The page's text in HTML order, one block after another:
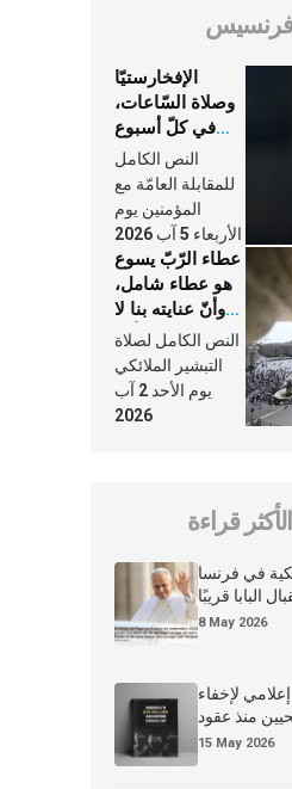
فرنسيس
الإفخارستيّا
وصلاة السّاعات،
في كلّ أسبوع
وكلّ يوم، هما
النَّفَس في حياة
الكنيسة
النص الكامل
للمقابلة العامّة مع
المؤمنين يوم
الأربعاء 5 آب 2026
عطاء الرّبّ يسوع
هو عطاء شامل،
وأنّ عنايته بنا لا
تغيب عنّا أبدًا
النص الكامل لصلاة
التبشير الملائكي
يوم الأحد 2 آب
2026
الأكثر قراءة
في فرنسا
البابا قريبًا
8 May 2026
لإخفاء
منذ عقود
15 May 2026